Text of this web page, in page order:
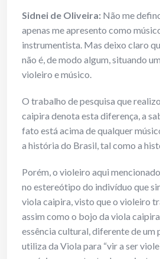
Sidnei de Oliveira: Não me
apenas me apresento como
instrumentista. Mas deixo claro
não é, de modo algum, situando
violeiro e músico.
O trabalho de pesquisa que
caipira denota esta diferença, a
fato está acima de qualquer
a história do Brasil, tal como a
Porém, o violeiro aqui
no estereótipo do indivíduo que
viola caipira, visto que o violeiro
assim como o bojo da viola
essência cultural, diferente de um
utiliza da Viola para “vir a ser